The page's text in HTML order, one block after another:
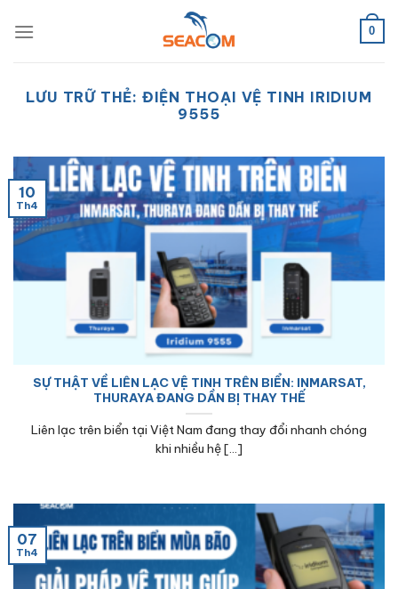
qua
0
LƯU TRỮ THẺ: ĐIỆN THOẠI VỆ TINH IRIDIUM
9555
SỰ THẬT VỀ LIÊN LẠC VỆ TINH TRÊN BIỂN: INMARSAT,
THURAYA ĐANG DẦN BỊ THAY THẾ
Liên lạc trên biển tại Việt Nam đang thay đổi nhanh chóng
khi nhiều hệ [...]
10
Th4
07
Th4